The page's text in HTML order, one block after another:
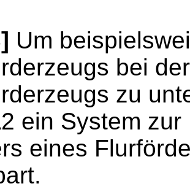
Um
bei
zu
ein System
eines